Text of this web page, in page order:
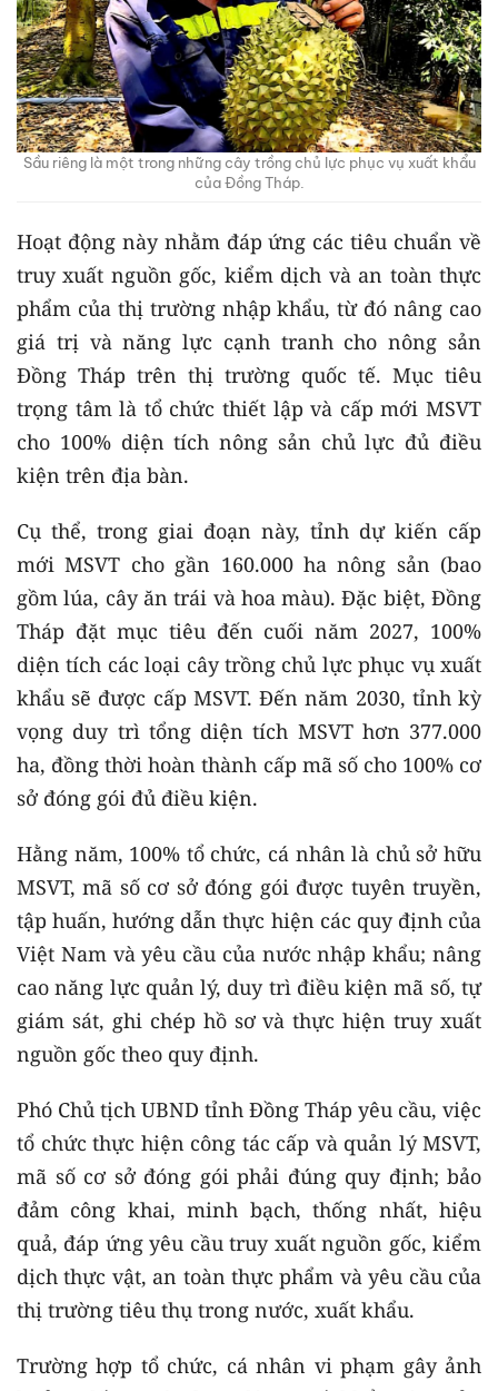
Sầu riêng là một trong những cây trồng chủ lực phục vụ xuất khẩu
của Đồng Tháp.
Hoạt động này nhằm đáp ứng các tiêu chuẩn về
truy xuất nguồn gốc, kiểm dịch và an toàn thực
phẩm của thị trường nhập khẩu, từ đó nâng cao
giá trị và năng lực cạnh tranh cho nông sản
Đồng Tháp trên thị trường quốc tế. Mục tiêu
trọng tâm là tổ chức thiết lập và cấp mới MSVT
cho 100% diện tích nông sản chủ lực đủ điều
kiện trên địa bàn.
Cụ thể, trong giai đoạn này, tỉnh dự kiến cấp
mới MSVT cho gần 160.000 ha nông sản (bao
gồm lúa, cây ăn trái và hoa màu). Đặc biệt, Đồng
Tháp đặt mục tiêu đến cuối năm 2027, 100%
diện tích các loại cây trồng chủ lực phục vụ xuất
khẩu sẽ được cấp MSVT. Đến năm 2030, tỉnh kỳ
vọng duy trì tổng diện tích MSVT hơn 377.000
ha, đồng thời hoàn thành cấp mã số cho 100% cơ
sở đóng gói đủ điều kiện.
Hằng năm, 100% tổ chức, cá nhân là chủ sở hữu
MSVT, mã số cơ sở đóng gói được tuyên truyền,
tập huấn, hướng dẫn thực hiện các quy định của
Việt Nam và yêu cầu của nước nhập khẩu; nâng
cao năng lực quản lý, duy trì điều kiện mã số, tự
giám sát, ghi chép hồ sơ và thực hiện truy xuất
nguồn gốc theo quy định.
Phó Chủ tịch UBND tỉnh Đồng Tháp yêu cầu, việc
tổ chức thực hiện công tác cấp và quản lý MSVT,
mã số cơ sở đóng gói phải đúng quy định; bảo
đảm công khai, minh bạch, thống nhất, hiệu
quả, đáp ứng yêu cầu truy xuất nguồn gốc, kiểm
dịch thực vật, an toàn thực phẩm và yêu cầu của
thị trường tiêu thụ trong nước, xuất khẩu.
Trường hợp tổ chức, cá nhân vi phạm gây ảnh